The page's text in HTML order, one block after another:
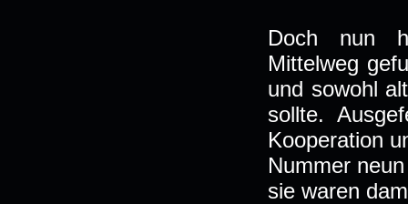
Doch nun
Mittelweg
und sowohl
sollte.
Kooperation
Nummer
sie waren